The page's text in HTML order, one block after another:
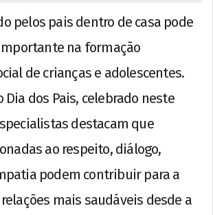
pelos pais dentro de casa pode
na formação
de crianças e adolescentes.
Dia dos Pais, celebrado neste
destacam que
ao respeito, diálogo,
podem contribuir para a
mais saudáveis desde a